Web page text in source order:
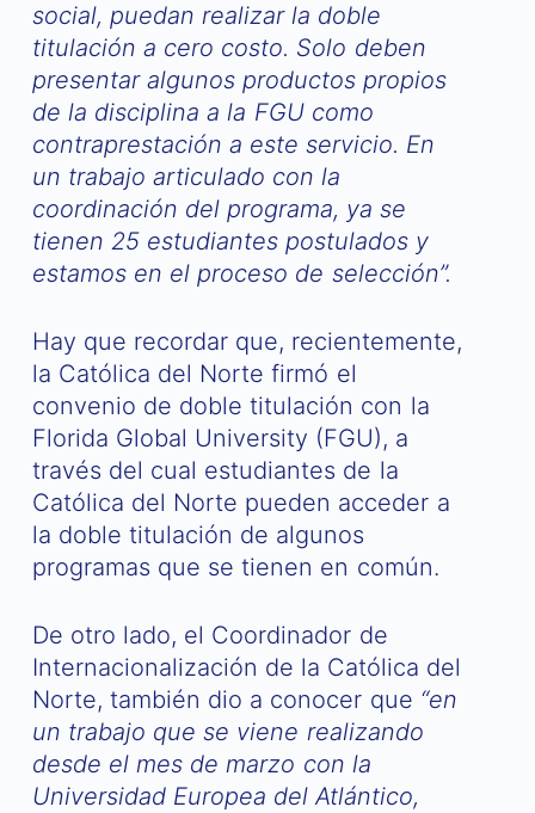
social, puedan realizar la doble
titulación a cero costo. Solo deben
presentar algunos productos propios
de la disciplina a la FGU como
contraprestación a este servicio. En
un trabajo articulado con la
coordinación del programa, ya se
tienen 25 estudiantes postulados y
estamos en el proceso de selección”.
Hay que recordar que, recientemente,
la Católica del Norte firmó el
convenio de doble titulación con la
Florida Global University (FGU), a
través del cual estudiantes de la
Católica del Norte pueden acceder a
la doble titulación de algunos
programas que se tienen en común.
De otro lado, el Coordinador de
Internacionalización de la Católica del
Norte, también dio a conocer que “en
un trabajo que se viene realizando
desde el mes de marzo con la
Universidad Europea del Atlántico,